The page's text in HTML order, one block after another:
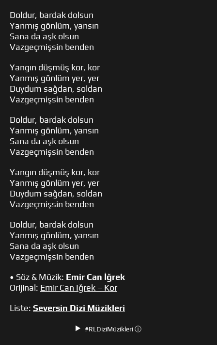
Doldur, bardak dolsun
Yanmış gönlüm, yansın
Sana da aşk olsun
Vazgeçmişsin benden
Yangın düşmüş kor, kor
Yanmış gönlüm yer, yer
Duydum sağdan, soldan
Vazgeçmişsin benden
Doldur, bardak dolsun
Yanmış gönlüm, yansın
Sana da aşk olsun
Vazgeçmişsin benden
Yangın düşmüş kor, kor
Yanmış gönlüm yer, yer
Duydum sağdan, soldan
Vazgeçmişsin benden
Doldur, bardak dolsun
Yanmış gönlüm, yansın
Sana da aşk olsun
Vazgeçmişsin benden
• Söz & Müzik: Emir Can İğrek
Orijinal: Emir Can Iğrek – Kor
Liste: Seversin Dizi Müzikleri
#RLDiziMüzikleri ⓘ